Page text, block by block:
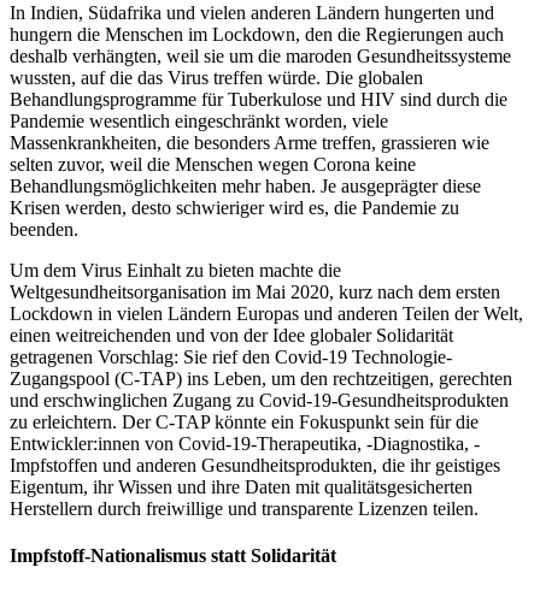
In Indien, Südafrika und vielen anderen Ländern hungerten und
hungern die Menschen im Lockdown, den die Regierungen auch
deshalb verhängten, weil sie um die maroden Gesundheitssysteme
wussten, auf die das Virus treffen würde. Die globalen
Behandlungsprogramme für Tuberkulose und HIV sind durch die
Pandemie wesentlich eingeschränkt worden, viele
Massenkrankheiten, die besonders Arme treffen, grassieren wie
selten zuvor, weil die Menschen wegen Corona keine
Behandlungsmöglichkeiten mehr haben. Je ausgeprägter diese
Krisen werden, desto schwieriger wird es, die Pandemie zu
beenden.
Um dem Virus Einhalt zu bieten machte die
Weltgesundheitsorganisation im Mai 2020, kurz nach dem ersten
Lockdown in vielen Ländern Europas und anderen Teilen der Welt,
einen weitreichenden und von der Idee globaler Solidarität
getragenen Vorschlag: Sie rief den Covid-19 Technologie-
Zugangspool (C-TAP) ins Leben, um den rechtzeitigen, gerechten
und erschwinglichen Zugang zu Covid-19-Gesundheitsprodukten
zu erleichtern. Der C-TAP könnte ein Fokuspunkt sein für die
Entwickler:innen von Covid-19-Therapeutika, -Diagnostika, -
Impfstoffen und anderen Gesundheitsprodukten, die ihr geistiges
Eigentum, ihr Wissen und ihre Daten mit qualitätsgesicherten
Herstellern durch freiwillige und transparente Lizenzen teilen.
Impfstoff-Nationalismus statt Solidarität